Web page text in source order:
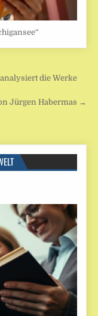
die Werke
Jürgen Habermas →